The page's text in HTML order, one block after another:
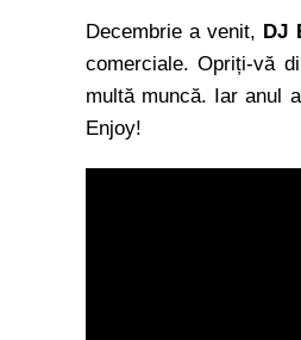
Decembrie a venit, DJ
comerciale. Opriți-vă
multă muncă. Iar anul
Enjoy!